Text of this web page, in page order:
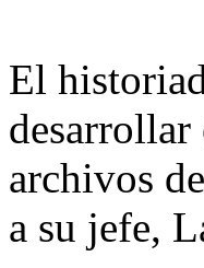
El
archivos
a su jefe,